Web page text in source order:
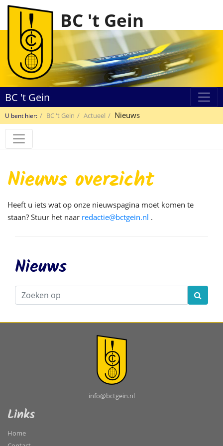
BC 't Gein
BC 't Gein
U bent hier: BC 't Gein Actueel Nieuws
Nieuws overzicht
Heeft u iets wat op onze nieuwspagina moet komen te
staan? Stuur het naar redactie@bctgein.nl .
Nieuws
info@bctgein.nl
Links
Home